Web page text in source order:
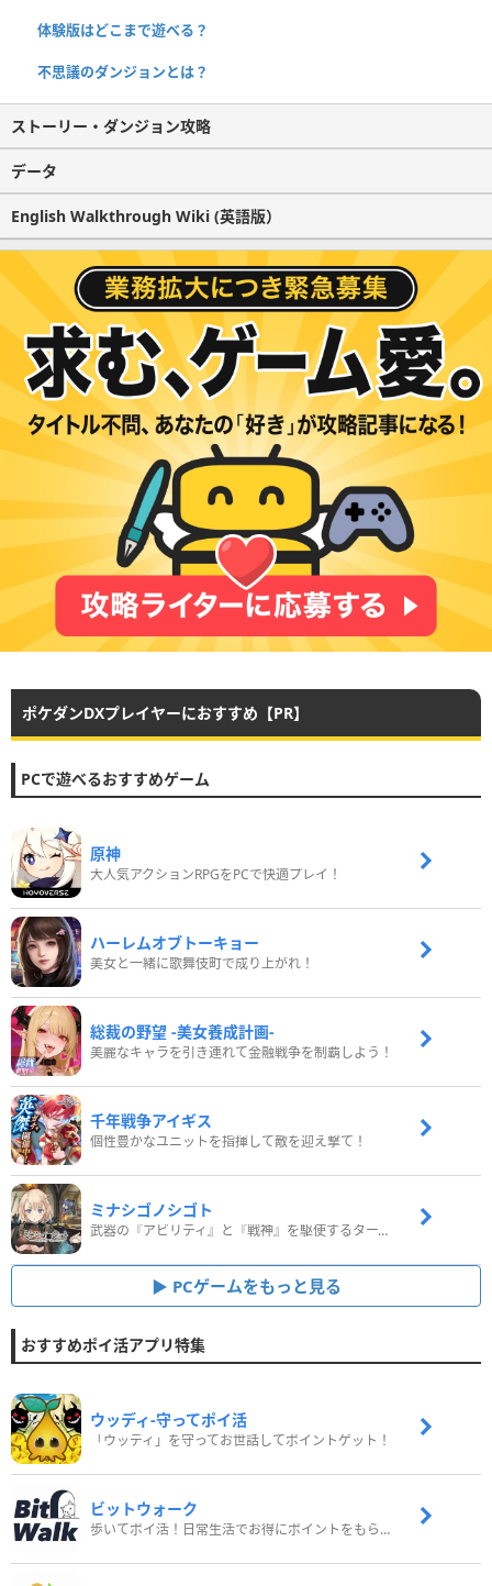
体験版はどこまで遊べる？
不思議のダンジョンとは？
ストーリー・ダンジョン攻略
データ
English Walkthrough Wiki (英語版）
ポケダンDXプレイヤーにおすすめ【PR】
PCで遊べるおすすめゲーム
原神
大人気アクションRPGをPCで快適プレイ！
ハーレムオブトーキョー
美女と一緒に歌舞伎町で成り上がれ！
総裁の野望 -美女養成計画-
美麗なキャラを引き連れて金融戦争を制覇しよう！
千年戦争アイギス
個性豊かなユニットを指揮して敵を迎え撃て！
ミナシゴノシゴト
武器の『アビリティ』と『戦神』を駆使するターン制コマンドバトルRPG！
PCゲームをもっと見る
おすすめポイ活アプリ特集
ウッディ‐守ってポイ活
「ウッディ」を守ってお世話してポイントゲット！
ビットウォーク
歩いてポイ活！日常生活でお得にポイントをもらおう